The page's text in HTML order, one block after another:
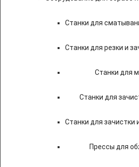
Станки для
Станки для резки и
Станки для
Станки для
Станки для зачистки
Прессы для